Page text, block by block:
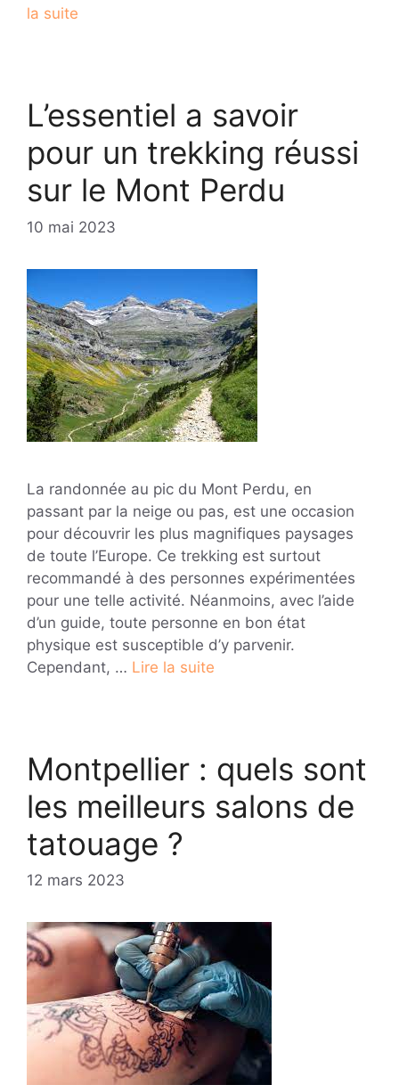
la suite
L’essentiel a savoir
pour un trekking réussi
sur le Mont Perdu
10 mai 2023
La randonnée au pic du Mont Perdu, en
passant par la neige ou pas, est une occasion
pour découvrir les plus magnifiques paysages
de toute l’Europe. Ce trekking est surtout
recommandé à des personnes expérimentées
pour une telle activité. Néanmoins, avec l’aide
d’un guide, toute personne en bon état
physique est susceptible d’y parvenir.
Cependant, … Lire la suite
Montpellier : quels sont
les meilleurs salons de
tatouage ?
12 mars 2023